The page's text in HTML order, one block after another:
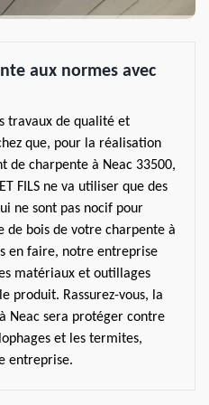
aux normes avec
travaux de qualité et
que, pour la réalisation
de charpente à Neac 33500,
FILS ne va utiliser que des
ne sont pas nocif pour
de bois de votre charpente à
en faire, notre entreprise
matériaux et outillages
produit. Rassurez-vous, la
Neac sera protéger contre
et les termites,
entreprise.